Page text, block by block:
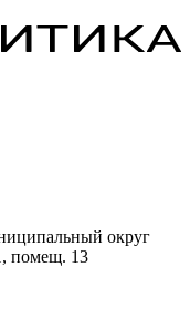
округ
помещ. 13